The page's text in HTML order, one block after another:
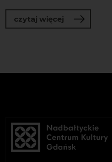
czytaj więcej o Świat nie